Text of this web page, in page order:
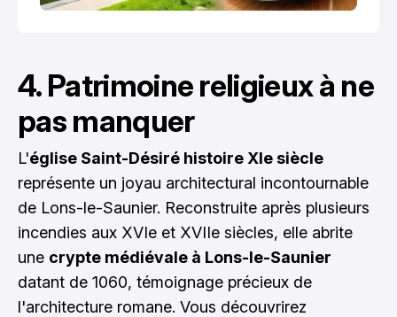
4. Patrimoine religieux à ne
pas manquer
L'église Saint-Désiré histoire XIe siècle
représente un joyau architectural incontournable
de Lons-le-Saunier. Reconstruite après plusieurs
incendies aux XVIe et XVIIe siècles, elle abrite
une crypte médiévale à Lons-le-Saunier
datant de 1060, témoignage précieux de
l'architecture romane. Vous découvrirez